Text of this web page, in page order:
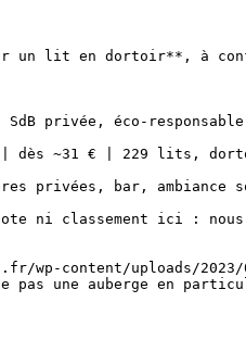
lit en dortoir**, à
privée, éco-
| dès ~31 € | 229 lits,
privées, bar, ambiance
ni classement ici :
wp-content/uploads/
une auberge en